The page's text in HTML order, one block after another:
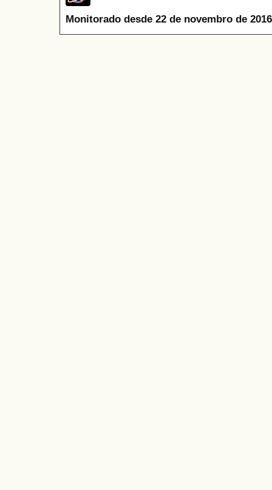
Monitorado desde 22 de novembro de